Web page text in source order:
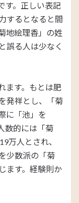
す。正しい表記
するとなると間
地絵理香」の姓
誤る人は少なく
ます。もとは肥
発祥とし、「菊
に「池」を
数的には「菊
万人とされ、
少数派の「菊
ます。経験則か